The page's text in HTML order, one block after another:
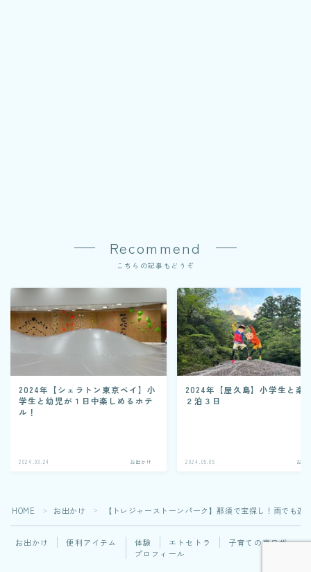
Recommend
こちらの記事もどうぞ
2024年【シェラトン東京ベイ】小
学生と幼児が１日中楽しめるホテ
ル！
2024.03.24 お出かけ
2024年【屋久島】小学生と楽
２泊３日
2024.05.05 お出
HOME ＞ お出かけ ＞ 【トレジャーストーンパーク】那須で宝探し！雨でも
お出かけ 便利アイテム 体験 エトセトラ
子育ての裏ワザ
プロフィール